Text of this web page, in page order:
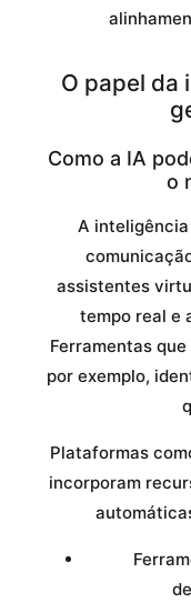
O papel da
Como a IA
o
A
assistentes
tempo real e
Ferramentas
por exemplo,
Plataformas
incorporam